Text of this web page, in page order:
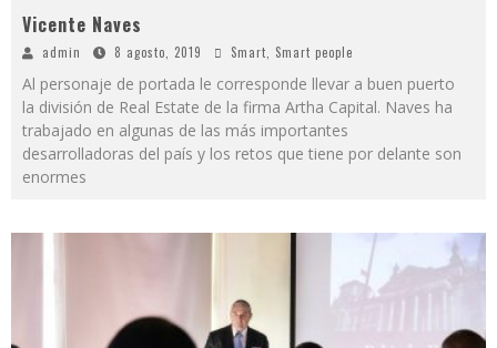
Vicente Naves
admin 8 agosto, 2019 Smart, Smart people
Al personaje de portada le corresponde llevar a buen puerto
la división de Real Estate de la firma Artha Capital. Naves ha
trabajado en algunas de las más importantes
desarrolladoras del país y los retos que tiene por delante son
enormes